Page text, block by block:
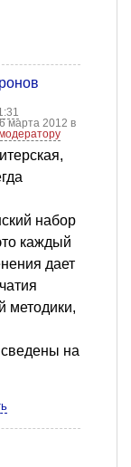
марта 2012 в
набор
каждый
дает
методики,
на